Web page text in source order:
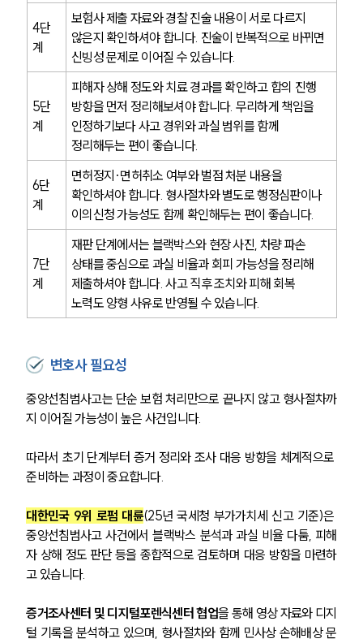
사례분석/최신동향
법률정보
법률지식인
고객후기
업무분야
음주교통사고대응부 업무
전체
구성원 소개
음주운전·교통사고전문변호사추천
소식/자료
법률서식
뉴스레터/브로슈어
세미나
대륜법률상담예약
대륜법률상담예약
4단
계
보험사 제출 자료와 경찰 진술 내용이 서로 다르지
않은지 확인하셔야 합니다. 진술이 반복적으로 바뀌면
신빙성 문제로 이어질 수 있습니다.
5단
계
피해자 상해 정도와 치료 경과를 확인하고 합의 진행
방향을 먼저 정리해보셔야 합니다. 무리하게 책임을
인정하기보다 사고 경위와 과실 범위를 함께
정리해두는 편이 좋습니다.
6단
계
면허정지·면허취소 여부와 벌점 처분 내용을
확인하셔야 합니다. 형사절차와 별도로 행정심판이나
이의신청 가능성도 함께 확인해두는 편이 좋습니다.
7단
계
재판 단계에서는 블랙박스와 현장 사진, 차량 파손
상태를 중심으로 과실 비율과 회피 가능성을 정리해
제출하셔야 합니다. 사고 직후 조치와 피해 회복
노력도 양형 사유로 반영될 수 있습니다.
변호사 필요성
중앙선침범사고는 단순 보험 처리만으로 끝나지 않고 형사절차까
지 이어질 가능성이 높은 사건입니다.
따라서 초기 단계부터 증거 정리와 조사 대응 방향을 체계적으로
준비하는 과정이 중요합니다.
대한민국 9위 로펌 대륜(25년 국세청 부가가치세 신고 기준)은
중앙선침범사고 사건에서 블랙박스 분석과 과실 비율 다툼, 피해
자 상해 정도 판단 등을 종합적으로 검토하며 대응 방향을 마련하
고 있습니다.
증거조사센터 및 디지털포렌식센터 협업을 통해 영상 자료와 디지
털 기록을 분석하고 있으며, 형사절차와 함께 민사상 손해배상 문